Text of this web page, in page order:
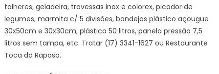
talheres, geladeira, travessas inox e colorex, picador de
legumes, marmita c/ 5 divisões, bandejas plástico açougue
30x50cm e 30x30cm, plástico 50 litros, panela pressão 7,5
litros sem tampa, etc. Tratar (17) 3341-1627 ou Restaurante
Toca da Raposa.